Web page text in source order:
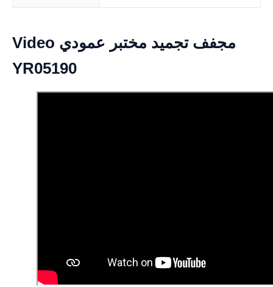
Video مجفف تجميد مختبر عمودي
YR05190